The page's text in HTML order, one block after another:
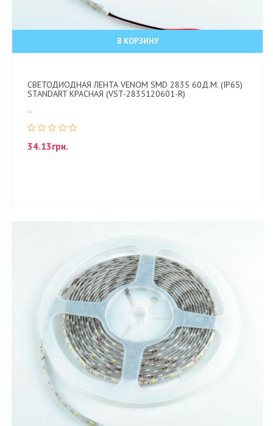
В КОРЗИНУ
СВЕТОДИОДНАЯ ЛЕНТА VENOM SMD 2835 60Д.М. (IP65)
STANDART КРАСНАЯ (VST-2835120601-R)
..
34.13грн.